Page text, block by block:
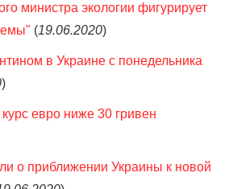
министра экологии фигурирует
(19.06.2020)
в Украине с понедельника
)
евро ниже 30 гривен
о приближении Украины к новой